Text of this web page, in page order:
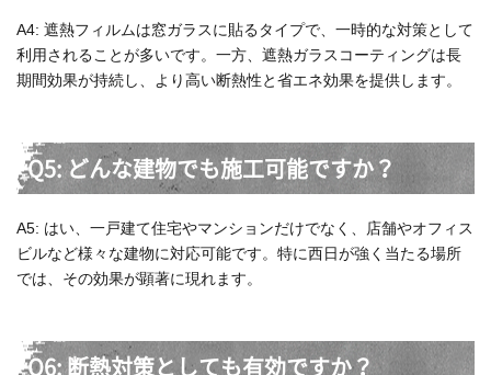
A4: 遮熱フィルムは窓ガラスに貼るタイプで、一時的な対策として
利用されることが多いです。一方、遮熱ガラスコーティングは長
期間効果が持続し、より高い断熱性と省エネ効果を提供します。
Q5: どんな建物でも施工可能ですか？
A5: はい、一戸建て住宅やマンションだけでなく、店舗やオフィス
ビルなど様々な建物に対応可能です。特に西日が強く当たる場所
では、その効果が顕著に現れます。
Q6: 断熱対策としても有効ですか？